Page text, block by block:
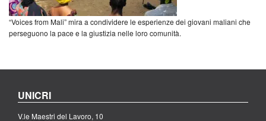
“Voices from Mali” mira a condividere le esperienze dei giovani maliani che
perseguono la pace e la giustizia nelle loro comunità.
UNICRI
V.le Maestri del Lavoro, 10